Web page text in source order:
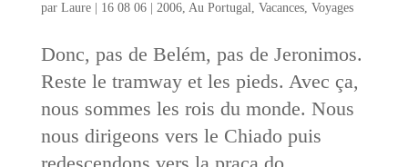
par Laure| 16 08 06| 2006, Au Portugal, Vacances, Voyages
Donc, pas de Belém, pas de Jeronimos.
Reste le tramway et les pieds. Avec ça,
nous sommes les rois du monde. Nous
nous dirigeons vers le Chiado puis